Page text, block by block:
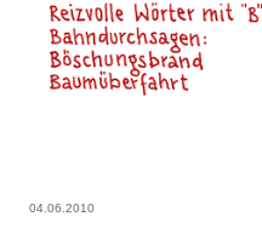
04.06.2010